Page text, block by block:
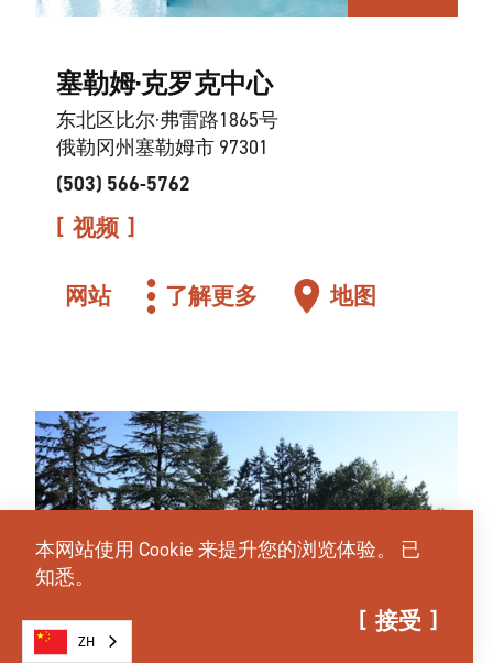
塞勒姆·克罗克中心
东北区比尔·弗雷路1865号
俄勒冈州塞勒姆市 97301
(503) 566-5762
视频
网站 了解更多 地图
本网站使用 Cookie 来提升您的浏览体验。 已
知悉。
接受
ZH